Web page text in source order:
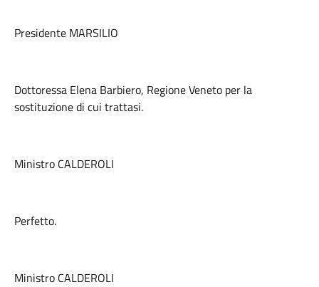
Presidente MARSILIO
Dottoressa Elena Barbiero, Regione Veneto per la
sostituzione di cui trattasi.
Ministro CALDEROLI
Perfetto.
Ministro CALDEROLI